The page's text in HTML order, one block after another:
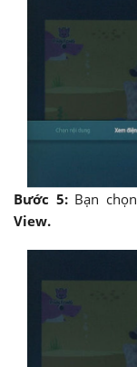
Bước 5:Bạn chọn
View.